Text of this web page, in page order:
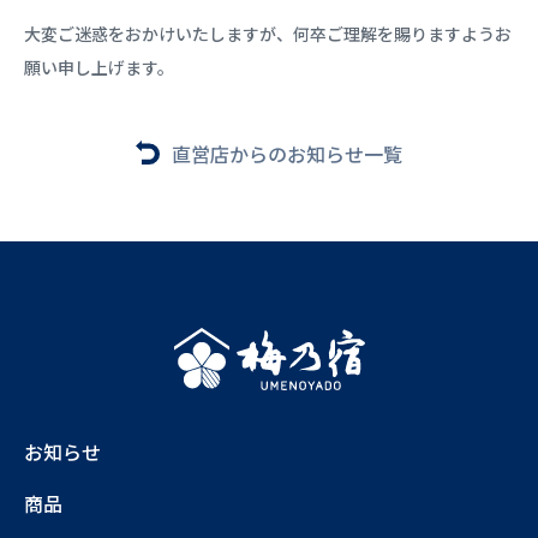
大変ご迷惑をおかけいたしますが、何卒ご理解を賜りますようお
願い申し上げます。
直営店からのお知らせ一覧
お知らせ
商品